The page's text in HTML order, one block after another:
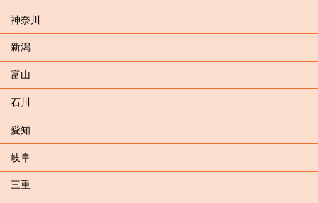
神奈川
新潟
富山
石川
愛知
岐阜
三重